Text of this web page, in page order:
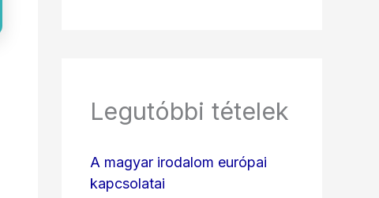
Legutóbbi tételek
A magyar irodalom európai
kapcsolatai